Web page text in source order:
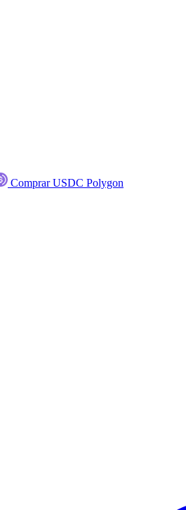
Comprar USDC Polygon